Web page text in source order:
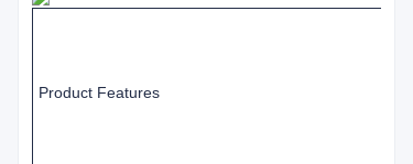
Product Features